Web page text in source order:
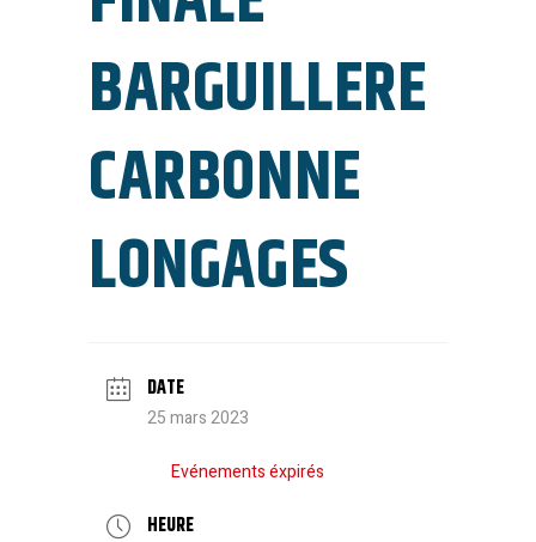
BARGUILLERE
CARBONNE
LONGAGES
DATE
25 mars 2023
Evénements éxpirés
HEURE